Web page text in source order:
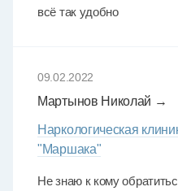
всё так удобно
09.02.2022
Мартынов Николай →
Наркологическая
"Маршака"
Не знаю к кому